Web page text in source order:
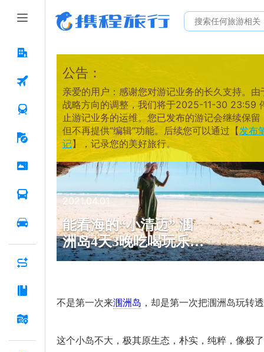
公告：
亲爱的用户：感谢您对游记业务的长久支持。由
战略方向的调整，我们将于2025-11-30 23:59
止游记业务的运维。您已发布的游记会继续保留
但不再提供“编辑”功能。后续您可以通过【发布
记】，记录您的美好旅行。
2021.04.01
能看海的“小清迈” 涠
洲岛4天3晚吃喝玩乐环
岛游攻略 附北海市区1
不是第一次来涠洲岛 ，却是第一次把涠洲岛玩转
这个小岛不大，极其原生态，朴实，纯粹，像极